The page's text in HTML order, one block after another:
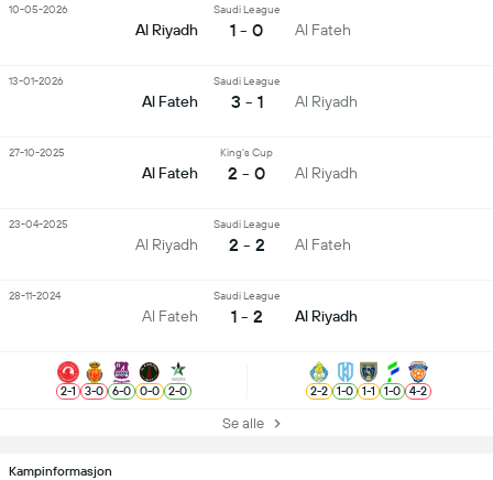
Kampinformasjon
Al Riyadh
Saudi League
1 - 0 Al Fateh
10-05-2026
Al Fateh
Saudi League
3 - 1 Al Riyadh
13-01-2026
Al Fateh
King's Cup
2 - 0 Al Riyadh
27-10-2025
Al Riyadh
Saudi League
2 - 2 Al Fateh
23-04-2025
Al Fateh
Saudi League
1 - 2 Al Riyadh
28-11-2024
2-1 3-0 6-0 0-0 2-0 2-2 1-0 1-1 1-0 4-2
Se alle